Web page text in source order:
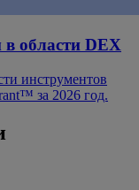
в области DEX
инструментов
за 2026 год.